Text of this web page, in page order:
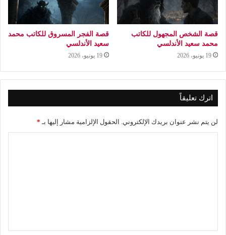
قصة الشخص المجهول للكاتب
محمد سعيد الأندلسي
19 يونيو، 2026
قصة الفجر المسروق للكاتب محمد
سعيد الأندلسي
19 يونيو، 2026
اترك تعليقاً
لن يتم نشر عنوان بريدك الإلكتروني. الحقول الإلزامية مشار إليها بـ *
ق